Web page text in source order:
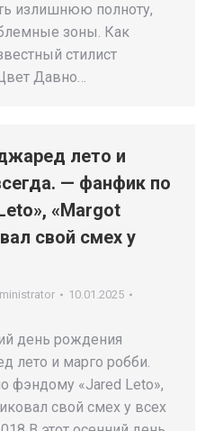
излишнюю полноту,
зоны. Как
стилист
Давно…
лето и
— фанфик по
«Margot
свой смех у
10.01.2025
день рождения
лето и марго робби.
фэндому «Jared Leto»,
свой смех у всех